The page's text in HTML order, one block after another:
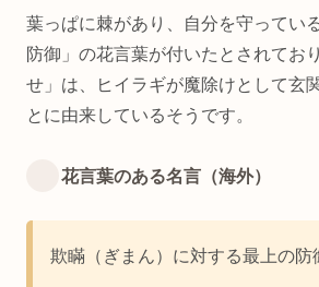
葉っぱに棘があり、自分を守ってい
防御」の花言葉が付いたとされてお
せ」は、ヒイラギが魔除けとして玄
とに由来しているそうです。
花言葉のある名言（海外）
欺瞞（ぎまん）に対する最上の防